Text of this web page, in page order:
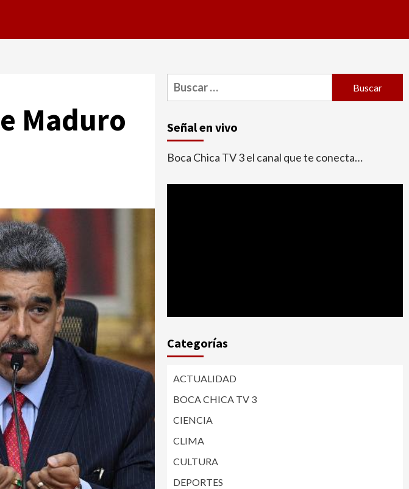
Maduro
Buscar:
Señal en vivo
Boca Chica TV 3 el canal que te conecta…
Categorías
ACTUALIDAD
BOCA CHICA TV 3
CIENCIA
CLIMA
CULTURA
DEPORTES